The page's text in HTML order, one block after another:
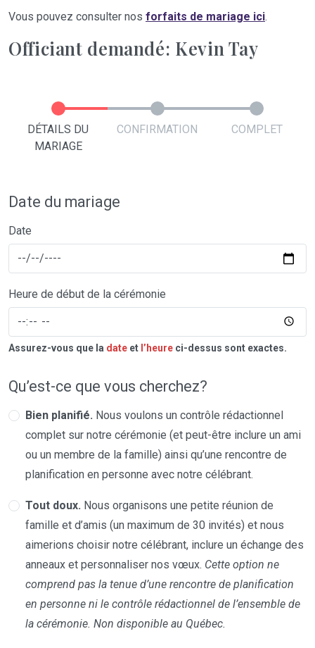
Vous pouvez consulter nos forfaits de mariage ici.
Officiant demandé: Kevin Tay
DÉTAILS DU
MARIAGE
CONFIRMATION COMPLET
Date du mariage
Date
Heure de début de la cérémonie
Assurez-vous que la date et l’heure ci-dessus sont exactes.
Qu’est-ce que vous cherchez?
Bien planifié. Nous voulons un contrôle rédactionnel
complet sur notre cérémonie (et peut-être inclure un ami
ou un membre de la famille) ainsi qu’une rencontre de
planification en personne avec notre célébrant.
Tout doux. Nous organisons une petite réunion de
famille et d’amis (un maximum de 30 invités) et nous
aimerions choisir notre célébrant, inclure un échange des
anneaux et personnaliser nos vœux. Cette option ne
comprend pas la tenue d’une rencontre de planification
en personne ni le contrôle rédactionnel de l’ensemble de
la cérémonie. Non disponible au Québec.